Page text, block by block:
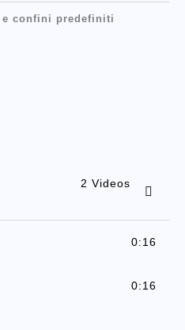
e confini predefiniti
2 Videos
0:16
0:16